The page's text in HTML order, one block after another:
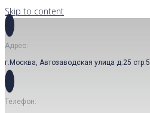
Skip to content
Адрес:
г.Москва, Автозаводская улица д.25 стр.5
Телефон: